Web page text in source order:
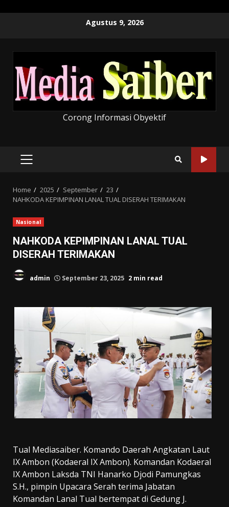
Agustus 9, 2026
Corong Informasi Obyektif
PRIMARY
Home 2025 September
23
NAHKODA KEPIMPINAN LANAL TUAL DISERAH TERIMAKAN
Nasional
NAHKODA KEPIMPINAN LANAL TUAL
DISERAH TERIMAKAN
admin September 23, 2025 2 min read
Tual Mediasaiber. Komando Daerah Angkatan Laut
IX Ambon (Kodaeral IX Ambon). Komandan Kodaeral
IX Ambon Laksda TNI Hanarko Djodi Pamungkas
S.H., pimpin Upacara Serah terima Jabatan
Komandan Lanal Tual bertempat di Gedung J.